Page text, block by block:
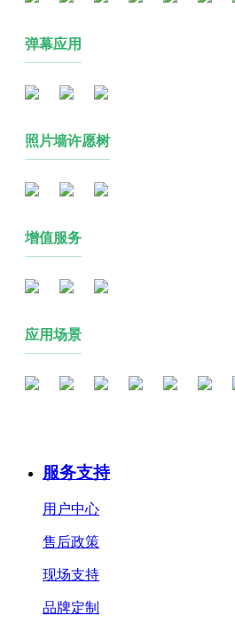
弹幕应用
照片墙许愿树
增值服务
应用场景
服务支持
用户中心
售后政策
现场支持
品牌定制